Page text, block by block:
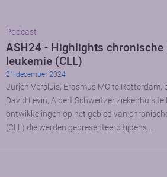
Podcast
ASH24 - Highlights
leukemie (CLL)
21 december 2024
Jurjen Versluis, Erasmus MC te Rotterdam,
David Levin, Albert Schweitzer ziekenhuis
ontwikkelingen op het gebied van
(CLL) die werden gepresenteerd tijdens …